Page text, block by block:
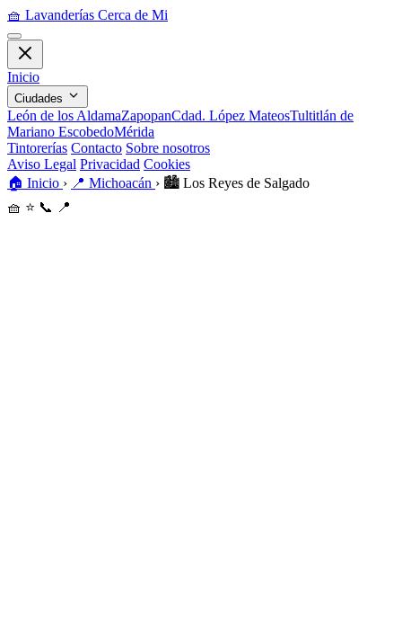
🧺 Lavanderías Cerca de Mi
Inicio
Ciudades
León de los AldamaZapopanCdad. López MateosTultitlán de
Mariano EscobedoMérida
Tintorerías Contacto Sobre nosotros
Aviso Legal Privacidad Cookies
🏠 Inicio › 📍 Michoacán › 🏙️ Los Reyes de Salgado
🧺 ⭐ 📞 📍